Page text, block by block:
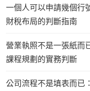
一個人可以申請幾個行
財稅布局的判斷指南
營業執照不是一張紙而
課程規劃的實務判斷
公司流程不是填表而已